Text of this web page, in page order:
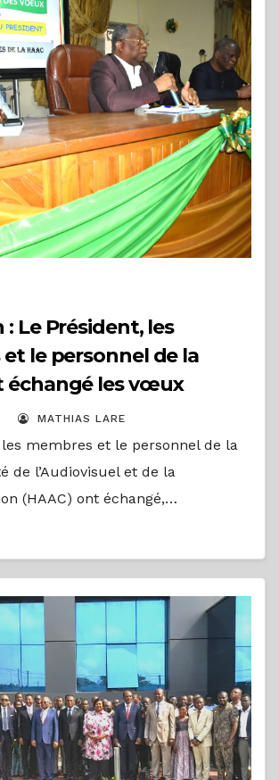
: Le Président, les
le personnel de la
échangé les vœux
MATHIAS LARE
membres et le personnel de la
de l’Audiovisuel et de la
(HAAC) ont échangé,…